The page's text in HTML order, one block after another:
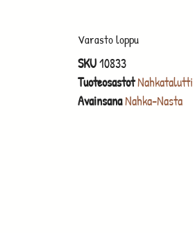
Varasto loppu
SKU10833
Tuoteosastot
AvainsanaNahka-Nasta